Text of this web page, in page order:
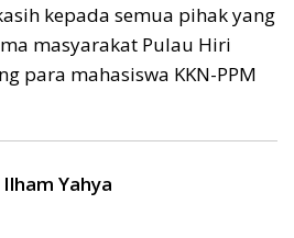
kepada semua pihak yang
masyarakat Pulau Hiri
para mahasiswa KKN-PPM
Yahya